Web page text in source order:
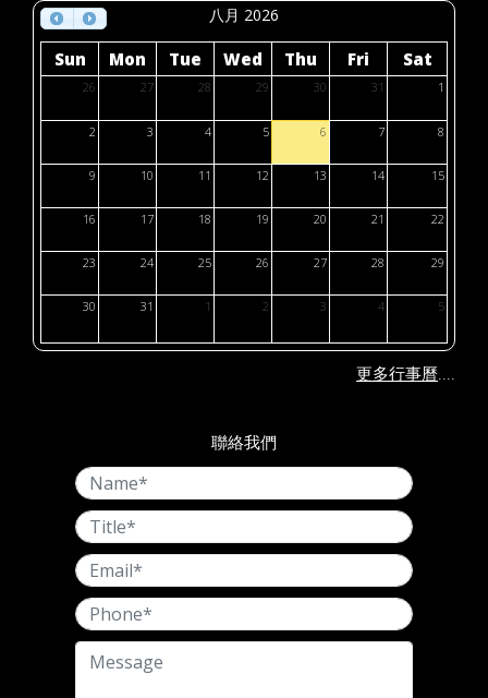
八月 2026
Sun Mon Tue Wed Thu Fri Sat
26 27 28 29 30 31 1
2 3 4 5 6 7 8
9 10 11 12 13 14 15
16 17 18 19 20 21 22
23 24 25 26 27 28 29
30 31 1 2 3 4 5
更多行事曆
聯絡我們